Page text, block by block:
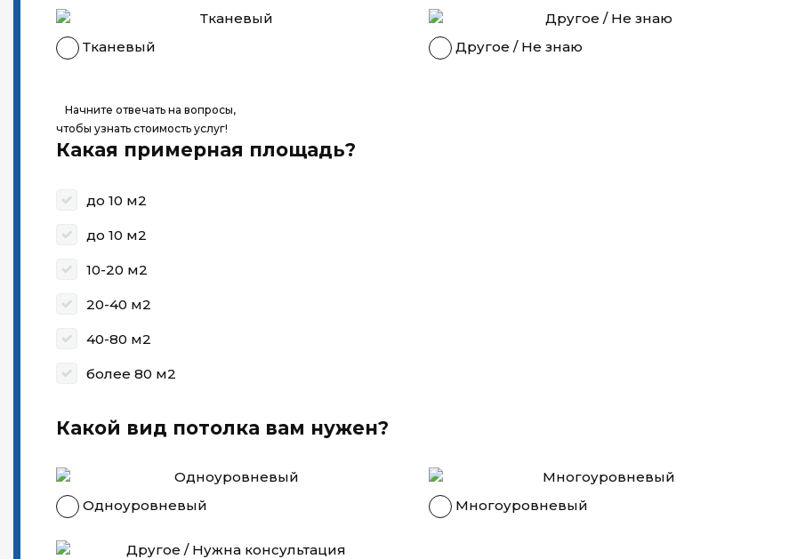
Тканевый Другое / Не знаю
Начните отвечать на вопросы,
чтобы узнать стоимость услуг!
Какая примерная площадь?
до 10 м2
до 10 м2
10-20 м2
20-40 м2
40-80 м2
более 80 м2
Какой вид потолка вам нужен?
Одноуровневый Многоуровневый